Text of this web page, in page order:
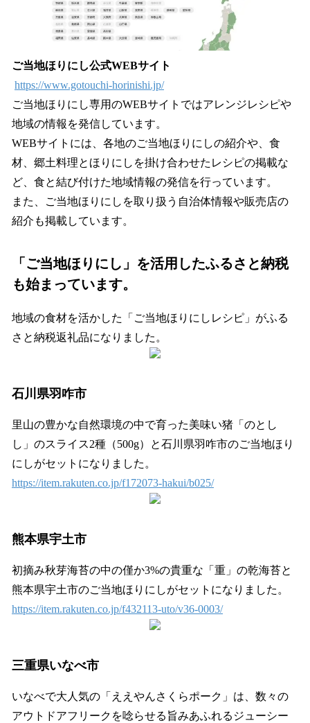
ご当地ほりにし公式WEBサイト
https://www.gotouchi-horinishi.jp/
ご当地ほりにし専用のWEBサイトではアレンジレシピや
地域の情報を発信しています。
WEBサイトには、各地のご当地ほりにしの紹介や、食
材、郷土料理とほりにしを掛け合わせたレシピの掲載な
ど、食と結び付けた地域情報の発信を行っています。
また、ご当地ほりにしを取り扱う自治体情報や販売店の
紹介も掲載しています。
「ご当地ほりにし」を活用したふるさと納税
も始まっています。
地域の食材を活かした「ご当地ほりにしレシピ」がふる
さと納税返礼品になりました。
石川県羽咋市
里山の豊かな自然環境の中で育った美味い猪「のとし
し」のスライス2種（500g）と石川県羽咋市のご当地ほり
にしがセットになりました。
https://item.rakuten.co.jp/f172073-hakui/b025/
熊本県宇土市
初摘み秋芽海苔の中の僅か3%の貴重な「重」の乾海苔と
熊本県宇土市のご当地ほりにしがセットになりました。
https://item.rakuten.co.jp/f432113-uto/v36-0003/
三重県いなべ市
いなべで大人気の「ええやんさくらポーク」は、数々の
アウトドアフリークを唸らせる旨みあふれるジューシー